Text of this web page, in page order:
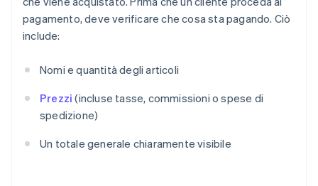
pagamento, deve verificare che cosa sta pagando. Ciò
include:
Nomi e quantità degli articoli
Prezzi (incluse tasse, commissioni o spese di
spedizione)
Un totale generale chiaramente visibile